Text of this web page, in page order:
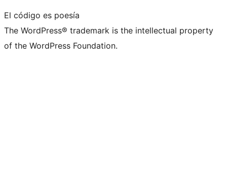
El código es poesía
The WordPress® trademark is the intellectual property
of the WordPress Foundation.